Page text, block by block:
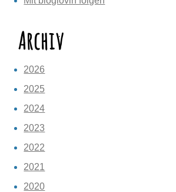
Archiv
2026
2025
2024
2023
2022
2021
2020